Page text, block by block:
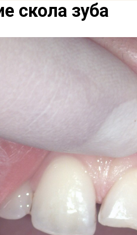
скола зуба